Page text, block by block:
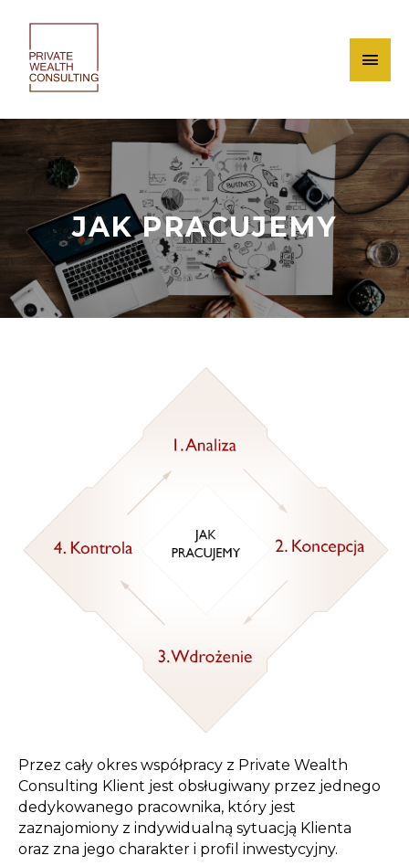
JAK PRACUJEMY
Przez cały okres współpracy z Private Wealth
Consulting Klient jest obsługiwany przez jednego
dedykowanego pracownika, który jest
zaznajomiony z indywidualną sytuacją Klienta
oraz zna jego charakter i profil inwestycyjny.